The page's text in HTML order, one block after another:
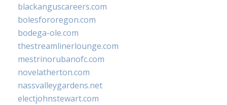
blackanguscareers.com
bolesfororegon.com
bodega-ole.com
thestreamlinerlounge.com
mestrinorubanofc.com
novelatherton.com
nassvalleygardens.net
electjohnstewart.com